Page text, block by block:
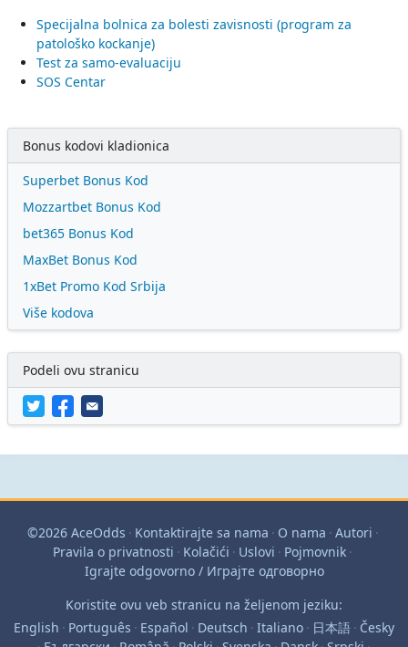
Specijalna bolnica za bolesti zavisnosti (program za
patološko kockanje)
Test za samo-evaluaciju
SOS Centar
Bonus kodovi kladionica
Superbet Bonus Kod
Mozzartbet Bonus Kod
bet365 Bonus Kod
MaxBet Bonus Kod
1xBet Promo Kod Srbija
Više kodova
Podeli ovu stranicu
©2026 AceOdds · Kontaktirajte sa nama · O nama · Autori ·
Pravila o privatnosti · Kolačići · Uslovi · Pojmovnik ·
Igrajte odgovorno / Играјте одговорно
Koristite ovu veb stranicu na željenom jeziku:
English · Português · Español · Deutsch · Italiano · 日本語 · Česky